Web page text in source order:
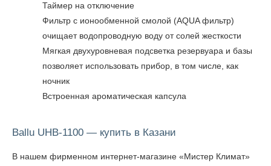
Таймер на отключение
Фильтр с ионообменной смолой (AQUA фильтр)
очищает водопроводную воду от солей жесткости
Мягкая двухуровневая подсветка резервуара и базы
позволяет использовать прибор, в том числе, как
ночник
Встроенная ароматическая капсула
Ballu UHB-1100 — купить в Казани
В нашем фирменном интернет-магазине «Мистер Климат»